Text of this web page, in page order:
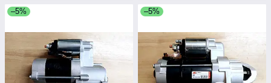
–5% –5%